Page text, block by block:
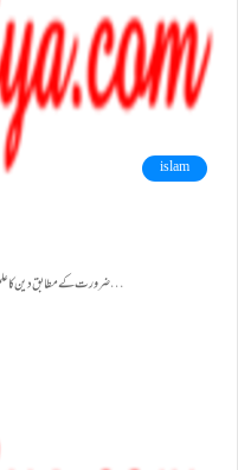
islam
(۱)ضرورت کے مطابق دین کا علم حاصل کرتا رہے خواہ کتابیں پڑھ کر یا عالموں سے پوچھ پوچھ کر۔ (۲)سب…